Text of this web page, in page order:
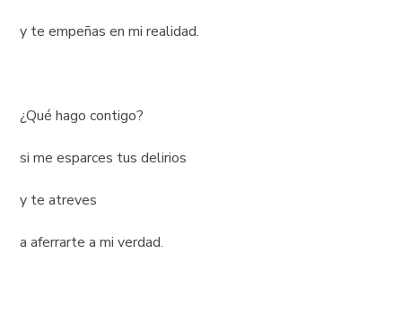
y te empeñas en mi realidad.
¿Qué hago contigo?
si me esparces tus delirios
y te atreves
a aferrarte a mi verdad.